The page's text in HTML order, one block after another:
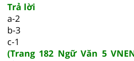
Trả lời
a-2
b-3
c-1
(Trang 182 Ngữ Văn 5